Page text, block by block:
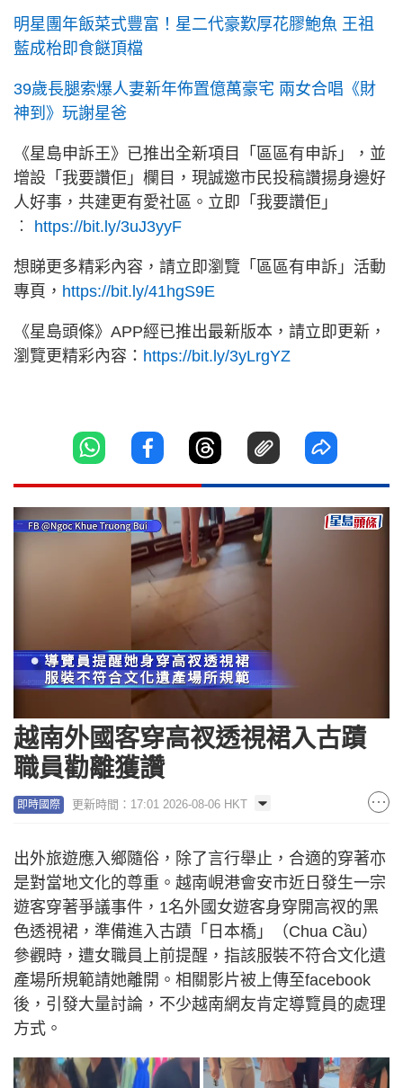
明星團年飯菜式豐富！星二代豪歎厚花膠鮑魚 王祖
藍成枱即食餸頂檔
39歲長腿索爆人妻新年佈置億萬豪宅 兩女合唱《財
神到》玩謝星爸
《星島申訴王》已推出全新項目「區區有申訴」，並
增設「我要讚佢」欄目，現誠邀市民投稿讚揚身邊好
人好事，共建更有愛社區。立即「我要讚佢」
︰ https://bit.ly/3uJ3yyF
想睇更多精彩內容，請立即瀏覽「區區有申訴」活動
專頁， https://bit.ly/41hgS9E
《星島頭條》APP經已推出最新版本，請立即更新，
瀏覽更精彩內容： https://bit.ly/3yLrgYZ
100.00%
越南外國客穿高衩透視裙入古蹟
職員勸離獲讚
即時國際 更新時間：17:01 2026-08-06 HKT
出外旅遊應入鄉隨俗，除了言行舉止，合適的穿著亦
是對當地文化的尊重。越南峴港會安市近日發生一宗
遊客穿著爭議事件，1名外國女遊客身穿開高衩的黑
色透視裙，準備進入古蹟「日本橋」（Chua Cầu）
參觀時，遭女職員上前提醒，指該服裝不符合文化遺
產場所規範請她離開。相關影片被上傳至facebook
後，引發大量討論，不少越南網友肯定導覽員的處理
方式。